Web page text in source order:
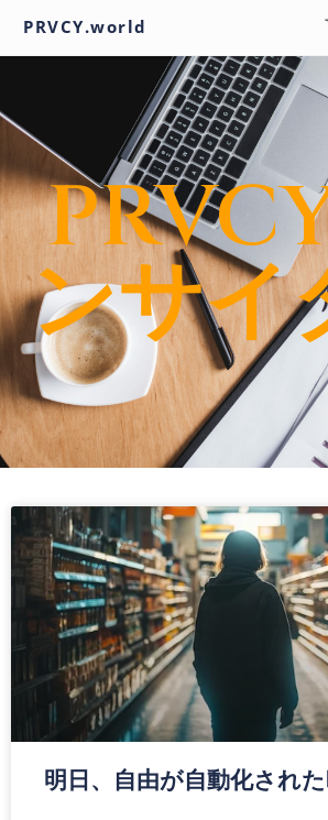
PRVCY.world
ンサイ
明日、自由が自動化され